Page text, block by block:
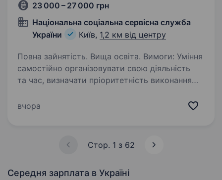
23 000 – 27 000 грн
Національна соціальна сервісна служба
України
Київ, 1,2 км від центру
Повна зайнятість. Вища освіта. Вимоги: Уміння
самостійно організовувати свою діяльність
та час, визначати пріоритетність виконання
виконання; здатність до самомотивації
вчора
Стор. 1 з 62
Середня зарплата в Україні